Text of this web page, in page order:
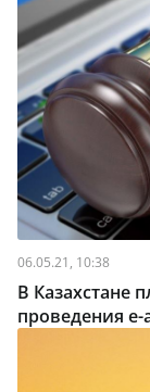
06.05.21, 10:38
В Казахстане
проведения